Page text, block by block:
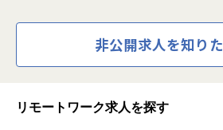
配属先情報
■リモートワーク率：会社全体で30%～
＊＊＊＊＊＊＊＊＊＊＊＊＊＊＊＊＊＊
非公開求人を知り
リモートワーク求人を探す